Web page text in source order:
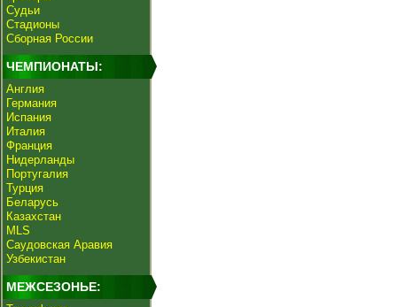
Судьи
Стадионы
Сборная России
ЧЕМПИОНАТЫ:
Англия
Германия
Испания
Италия
Франция
Нидерланды
Португалия
Турция
Беларусь
Казахстан
MLS
Саудовская Аравия
Узбекистан
МЕЖСЕЗОНЬЕ: